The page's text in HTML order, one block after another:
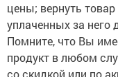
цены; вернуть
уплаченных за него
Помните, что Вы
продукт в любом
со скидкой или по